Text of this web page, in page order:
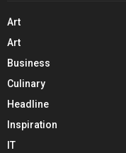
Art
Art
Business
Culinary
Headline
Inspiration
IT